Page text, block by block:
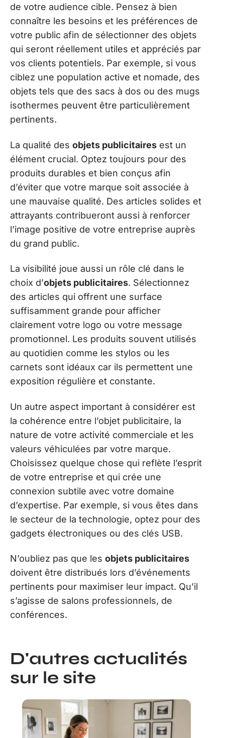
de votre audience cible. Pensez à bien
connaître les besoins et les préférences de
votre public afin de sélectionner des objets
qui seront réellement utiles et appréciés par
vos clients potentiels. Par exemple, si vous
ciblez une population active et nomade, des
objets tels que des sacs à dos ou des mugs
isothermes peuvent être particulièrement
pertinents.
La qualité des objets publicitaires est un
élément crucial. Optez toujours pour des
produits durables et bien conçus afin
d’éviter que votre marque soit associée à
une mauvaise qualité. Des articles solides et
attrayants contribueront aussi à renforcer
l’image positive de votre entreprise auprès
du grand public.
La visibilité joue aussi un rôle clé dans le
choix d’objets publicitaires. Sélectionnez
des articles qui offrent une surface
suffisamment grande pour afficher
clairement votre logo ou votre message
promotionnel. Les produits souvent utilisés
au quotidien comme les stylos ou les
carnets sont idéaux car ils permettent une
exposition régulière et constante.
Un autre aspect important à considérer est
la cohérence entre l’objet publicitaire, la
nature de votre activité commerciale et les
valeurs véhiculées par votre marque.
Choisissez quelque chose qui reflète l’esprit
de votre entreprise et qui crée une
connexion subtile avec votre domaine
d’expertise. Par exemple, si vous êtes dans
le secteur de la technologie, optez pour des
gadgets électroniques ou des clés USB.
N’oubliez pas que les objets publicitaires
doivent être distribués lors d’événements
pertinents pour maximiser leur impact. Qu’il
s’agisse de salons professionnels, de
conférences.
D'autres actualités
sur le site